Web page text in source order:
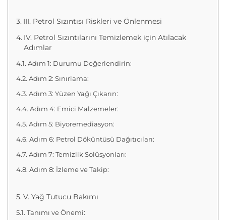
III. Petrol Sızıntısı Riskleri ve Önlenmesi
IV. Petrol Sızıntılarını Temizlemek için Atılacak
Adımlar
Adım 1: Durumu Değerlendirin:
Adım 2: Sınırlama:
Adım 3: Yüzen Yağı Çıkarın:
Adım 4: Emici Malzemeler:
Adım 5: Biyoremediasyon:
Adım 6: Petrol Döküntüsü Dağıtıcıları:
Adım 7: Temizlik Solüsyonları:
Adım 8: İzleme ve Takip:
V. Yağ Tutucu Bakımı
Tanımı ve Önemi: